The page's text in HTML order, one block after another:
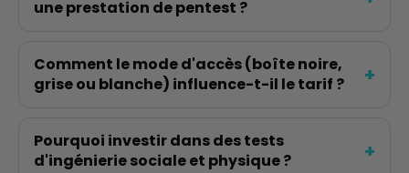
une prestation de pentest ?
Comment le mode d'accès (boîte noire,
grise ou blanche) influence-t-il le tarif ?
Pourquoi investir dans des tests
d'ingénierie sociale et physique ?